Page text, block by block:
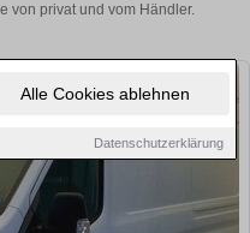
Alle Cookies ablehnen
Datenschutzerklärung
von privat und vom Händler.